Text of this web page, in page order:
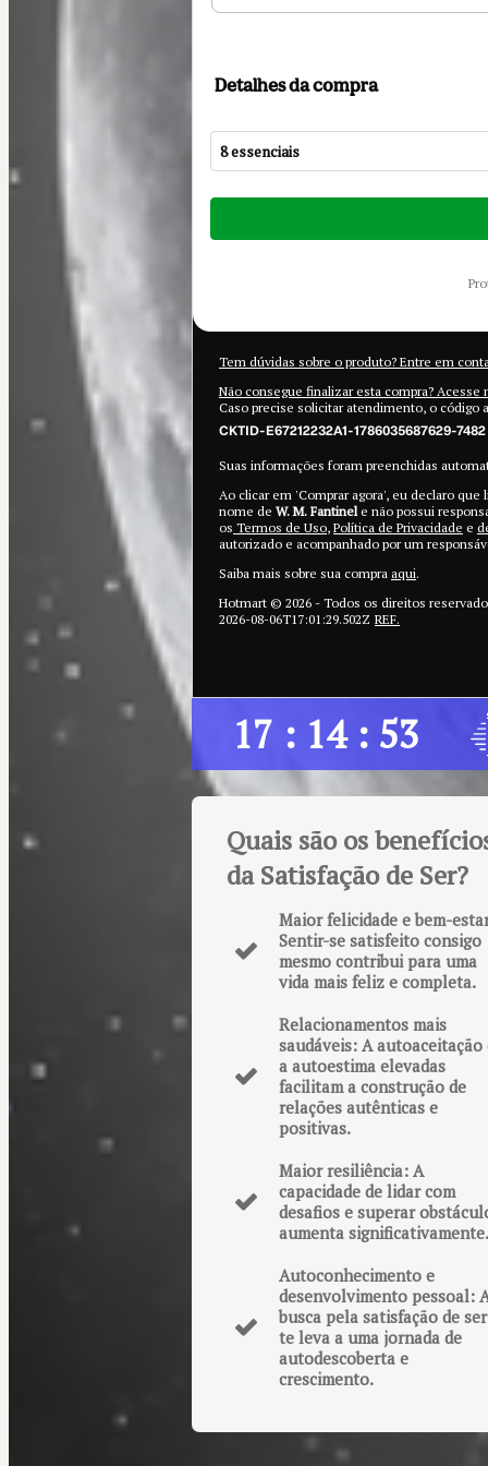
Detalhes da compra
8 essenciais
Total
Tem dúvidas sobre o produto? Entre em
Não consegue finalizar esta compra? Acesse
Caso precise solicitar atendimento, o código
CKTID-E67212232A1-1786035687629-7482
Suas informações foram preenchidas
Ao clicar em 'Comprar agora', eu declaro
nome de W. M. Fantinele não possui
os Termos de Uso, Política de Privacidade e
autorizado e acompanhado por um
Saiba mais sobre sua compra aqui.
Hotmart © 2026 - Todos os direitos
2026-08-06T17:01:29.502Z REF.
17 : 14 : 51
Quais são os
da Satisfação de Ser?
Maior felicidade e bem-
Sentir-se satisfeito consigo
mesmo contribui para uma
vida mais feliz e completa.
Relacionamentos mais
saudáveis: A autoaceitação
a autoestima elevadas
facilitam a construção de
relações autênticas e
positivas.
Maior resiliência: A
capacidade de lidar com
desafios e superar
aumenta significativamente.
Autoconhecimento e
desenvolvimento pessoal:
busca pela satisfação de ser
te leva a uma jornada de
autodescoberta e
crescimento.